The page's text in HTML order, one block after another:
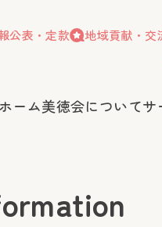
公表・定款 地域貢献・交
ホーム美徳会についてサ
公表・定款 地域貢献・交流